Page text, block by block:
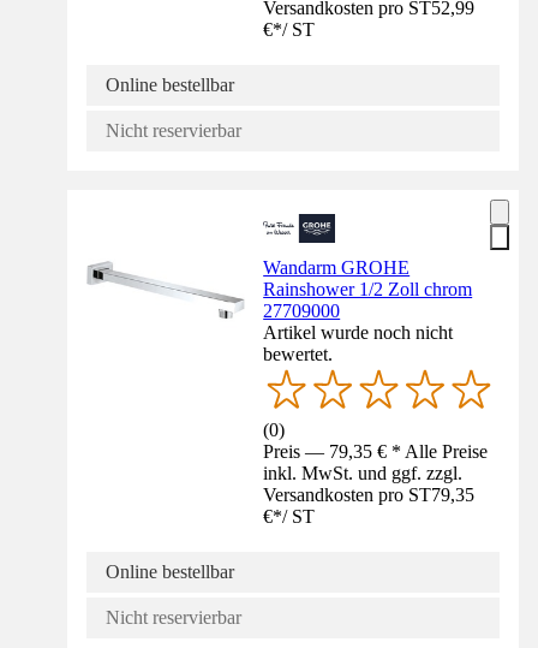
Versandkosten pro ST52,99
€*/ ST
Online bestellbar
Nicht reservierbar
Wandarm GROHE
Rainshower 1/2 Zoll chrom
27709000
Artikel wurde noch nicht
bewertet.
(0)
Preis — 79,35 € * Alle Preise
inkl. MwSt. und ggf. zzgl.
Versandkosten pro ST79,35
€*/ ST
Online bestellbar
Nicht reservierbar